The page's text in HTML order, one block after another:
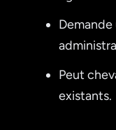
Peut
existants.